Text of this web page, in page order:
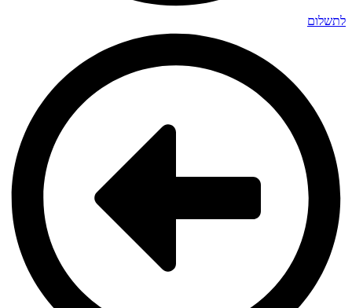
לתשלום